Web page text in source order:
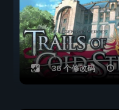
36 个修改码